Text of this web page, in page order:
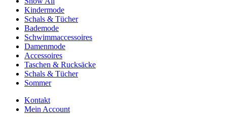
Kindermode
Schals & Tücher
Bademode
Schwimmaccessoires
Damenmode
Accessoires
Taschen & Rucksäcke
Schals & Tücher
Sommer
Kontakt
Mein Account